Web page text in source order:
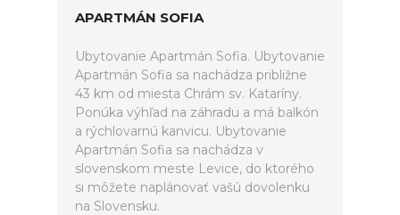
APARTMÁN SOFIA
Ubytovanie Apartmán Sofia. Ubytovanie
Apartmán Sofia sa nachádza približne
43 km od miesta Chrám sv. Kataríny.
Ponúka výhľad na záhradu a má balkón
a rýchlovarnú kanvicu. Ubytovanie
Apartmán Sofia sa nachádza v
slovenskom meste Levice, do ktorého
si môžete naplánovať vašú dovolenku
na Slovensku.